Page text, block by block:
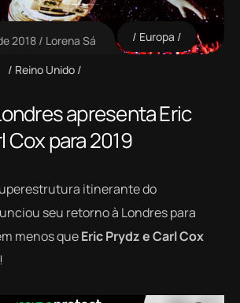
2018 Lorena Sá Europa
Reino Unido
apresenta Eric
Cox para 2019
itinerante do
seu retorno à Londres para
menos queEric Prydz e Carl Cox